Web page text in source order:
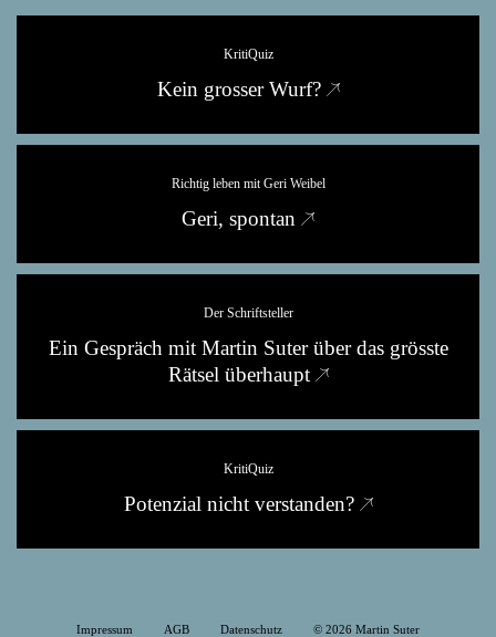
KritiQuiz
Kein grosser Wurf?
Richtig leben mit Geri Weibel
Geri, spontan
Der Schriftsteller
Ein Gespräch mit Martin Suter über das grösste
Rätsel überhaupt
KritiQuiz
Potenzial nicht verstanden?
© 2026 Martin Suter
Impressum AGB Datenschutz